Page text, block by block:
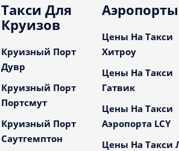
Такси Для
Круизов
Круизный Порт
Дувр
Круизный Порт
Портсмут
Круизный Порт
Саутгемптон
Аэропорты
Цены На Такси
Хитроу
Цены На Такси
Гатвик
Цены На Такси
Аэропорта LCY
Цены На Такси